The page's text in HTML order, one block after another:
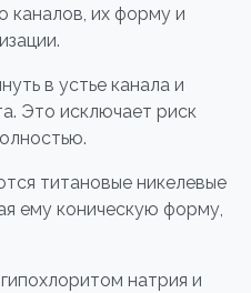
каналов, их форму и
в устье канала и
Это исключает риск
титановые никелевые
ему коническую форму,
натрия и